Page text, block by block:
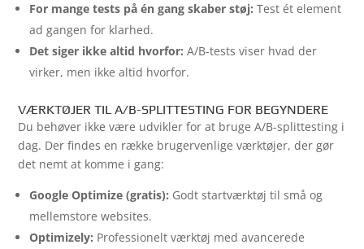
For mange tests på én gang skaber støj: Test ét element
ad gangen for klarhed.
Det siger ikke altid hvorfor: A/B-tests viser hvad der
virker, men ikke altid hvorfor.
VÆRKTØJER TIL A/B-SPLITTESTING FOR BEGYNDERE
Du behøver ikke være udvikler for at bruge A/B-splittesting i
dag. Der findes en række brugervenlige værktøjer, der gør
det nemt at komme i gang:
Google Optimize (gratis): Godt startværktøj til små og
mellemstore websites.
Optimizely: Professionelt værktøj med avancerede